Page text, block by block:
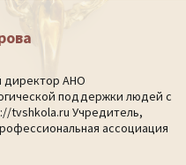
директор АНО
поддержки людей с
tvshkola.ru Учредитель,
ассоциация